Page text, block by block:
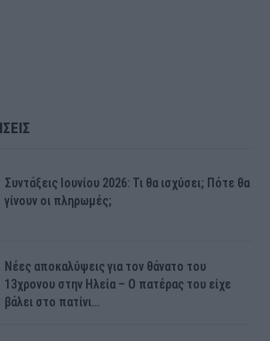
Συντάξεις Ιουνίου 2026: Τι θα ισχύσει; Πότε θα
γίνουν οι πληρωμές;
Νέες αποκαλύψεις για τον θάνατο του
13χρονου στην Ηλεία – Ο πατέρας του είχε
βάλει στο πατίνι…